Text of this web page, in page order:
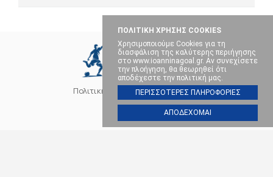
ΠΟΛΙΤΙΚΗ ΧΡΗΣΗΣ COOKIES
Χρησιμοποιούμε Cookies για τη
διασφάλιση της καλύτερης περιήγησης
στο www.ioanninagoal.gr. Αν συνεχίσετε
την πλοήγηση, θα θεωρηθεί ότι
αποδέχεστε την πολιτική μας.
ΠΕΡΙΣΣΟΤΕΡΕΣ ΠΛΗΡΟΦΟΡΙΕΣ
ΑΠΟΔΕΧΟΜΑΙ
Πολιτική Cookies Επικοινωνία
SOCIAL MEDIA